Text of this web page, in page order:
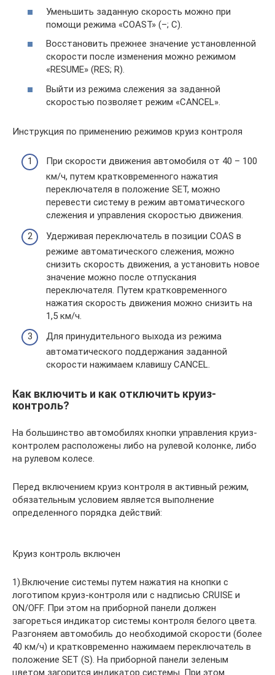
Уменьшить заданную скорость можно при
помощи режима «COAST» (–; С).
Восстановить прежнее значение установленной
скорости после изменения можно режимом
«RESUME» (RES; R).
Выйти из режима слежения за заданной
скоростью позволяет режим «CANCEL».
Инструкция по применению режимов круиз контроля
При скорости движения автомобиля от 40 – 100
км/ч, путем кратковременного нажатия
переключателя в положение SET, можно
перевести систему в режим автоматического
слежения и управления скоростью движения.
Удерживая переключатель в позиции COAS в
режиме автоматического слежения, можно
снизить скорость движения, а установить новое
значение можно после отпускания
переключателя. Путем кратковременного
нажатия скорость движения можно снизить на
1,5 км/ч.
Для принудительного выхода из режима
автоматического поддержания заданной
скорости нажимаем клавишу CANCEL.
Как включить и как отключить круиз-
контроль?
На большинство автомобилях кнопки управления круиз-
контролем расположены либо на рулевой колонке, либо
на рулевом колесе.
Перед включением круиз контроля в активный режим,
обязательным условием является выполнение
определенного порядка действий:
Круиз контроль включен
1).Включение системы путем нажатия на кнопки с
логотипом круиз-контроля или с надписью CRUISE и
ON/OFF. При этом на приборной панели должен
загореться индикатор системы контроля белого цвета.
Разгоняем автомобиль до необходимой скорости (более
40 км/ч) и кратковременно нажимаем переключатель в
положение SET (S). На приборной панели зеленым
цветом загорится индикатор системы. При этом